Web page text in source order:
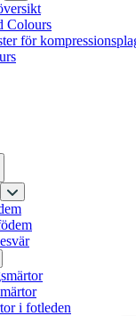
Colours
för
i fotleden